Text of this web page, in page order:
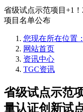
省级试点示范项目+1
项目名单公布
您现在所在位置：
网站首页
资讯中心
TGC资讯
省级试点示范
量认证创新试